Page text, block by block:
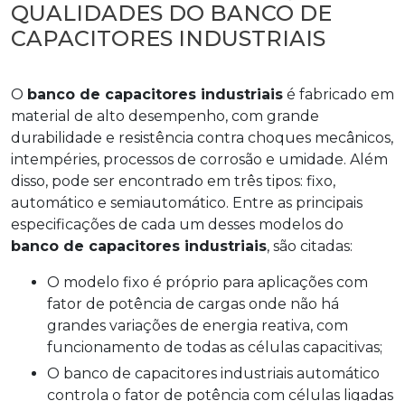
QUALIDADES DO BANCO DE
CAPACITORES INDUSTRIAIS
O banco de capacitores industriais é fabricado em
material de alto desempenho, com grande
durabilidade e resistência contra choques mecânicos,
intempéries, processos de corrosão e umidade. Além
disso, pode ser encontrado em três tipos: fixo,
automático e semiautomático. Entre as principais
especificações de cada um desses modelos do
banco de capacitores industriais, são citadas:
O modelo fixo é próprio para aplicações com
fator de potência de cargas onde não há
grandes variações de energia reativa, com
funcionamento de todas as células capacitivas;
O banco de capacitores industriais automático
controla o fator de potência com células ligadas